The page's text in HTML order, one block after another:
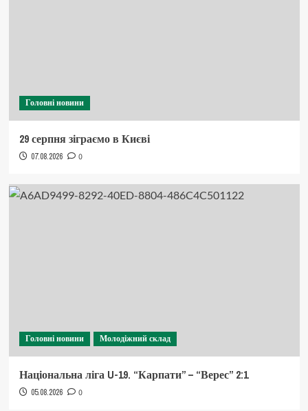
Головні новини
29 серпня зіграємо в Києві
07.08.2026 0
Головні новини Молодіжний склад
Національна ліга U-19. “Карпати” – “Верес” 2:1
05.08.2026 0